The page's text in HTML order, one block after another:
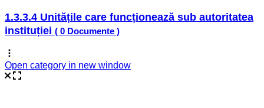
1.3.3.4 Unitățile care funcționează sub autoritatea
instituției ( 0 Documente )
Open category in new window